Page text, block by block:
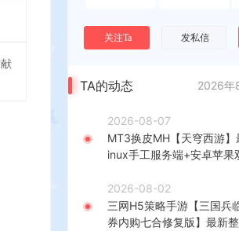
关注Ta 发私信
TA的动态 2026年
2026-08-07
MT3换皮MH【天穹西游】
inux手工服务端+安卓苹果
教程
2026-08-02
三网H5策略手游【三国兵
券内购七合修复版】最新